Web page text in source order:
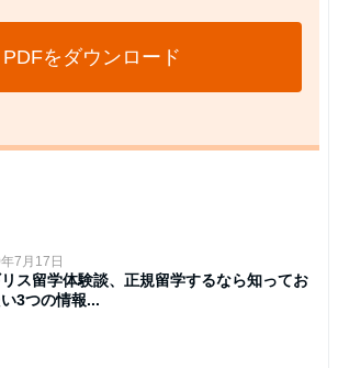
PDFをダウンロード
7月17日
ス留学体験談、正規留学するなら知ってお
3つの情報...